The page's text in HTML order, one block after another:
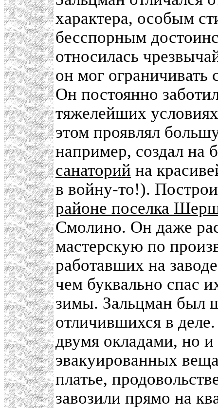
характера, особым
бесспорным
относилась
он мог ограничивать
Он постоянно
тяжелейших
этом проявлял
например, создал на
санаторий на
в войну-то!).
районе поселка
Смолино. Он даже
мастерскую по
работавших на
чем буквально спас
зимы. Зальцман был
отличившихся в
двумя окладами, но
эвакуированных
платье,
завозили прямо на